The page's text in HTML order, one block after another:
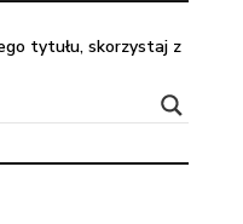
tytułu, skorzystaj z